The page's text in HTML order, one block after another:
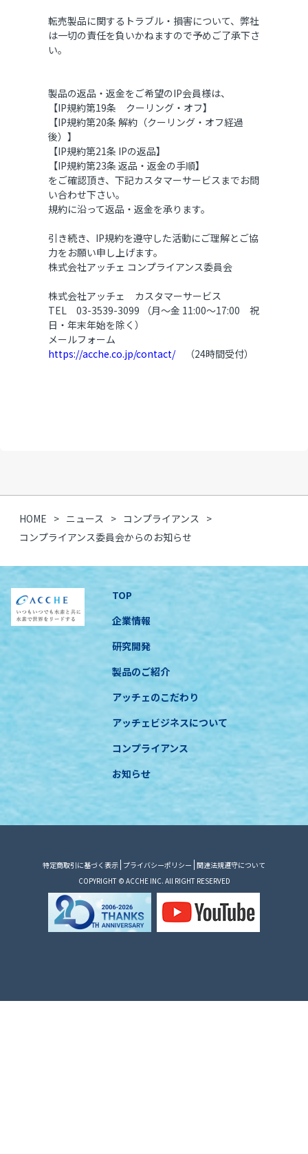
転売製品に関するトラブル・損害について、弊社
は一切の責任を負いかねますので予めご了承下さ
い。
製品の返品・返金をご希望のIP会員様は、
【IP規約第19条 クーリング・オフ】
【IP規約第20条 解約（クーリング・オフ経過
後）】
【IP規約第21条 IPの返品】
【IP規約第23条 返品・返金の手順】
をご確認頂き、下記カスタマーサービスまでお問
い合わせ下さい。
規約に沿って返品・返金を承ります。
引き続き、IP規約を遵守した活動にご理解とご協
力をお願い申し上げます。
株式会社アッチェ コンプライアンス委員会
株式会社アッチェ カスタマーサービス
TEL 03-3539-3099 （月～金 11:00～17:00 祝
日・年末年始を除く）
メールフォーム
https://acche.co.jp/contact/（24時間受付）
HOME ニュース
コンプライアンス
コンプライアンス委員会からのお知らせ
TOP
企業情報
研究開発
製品のご紹介
アッチェのこだわり
アッチェビジネスについて
コンプライアンス
お知らせ
特定商取引に基づく表示 プライバシーポリシー 関連法規遵守について
COPYRIGHT © ACCHE INC. All RIGHT RESERVED